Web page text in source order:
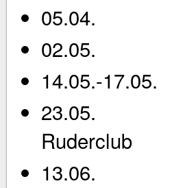
02.05.
14.05.-
23.05.
Ruderclub
13.06.